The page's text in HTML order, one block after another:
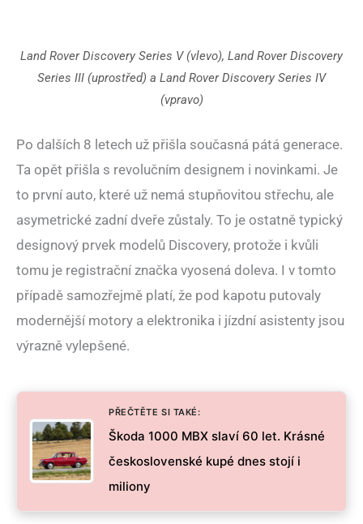
Land Rover Discovery Series V (vlevo), Land Rover Discovery
Series III (uprostřed) a Land Rover Discovery Series IV
(vpravo)
Po dalších 8 letech už přišla současná pátá generace.
Ta opět přišla s revolučním designem i novinkami. Je
to první auto, které už nemá stupňovitou střechu, ale
asymetrické zadní dveře zůstaly. To je ostatně typický
designový prvek modelů Discovery, protože i kvůli
tomu je registrační značka vyosená doleva. I v tomto
případě samozřejmě platí, že pod kapotu putovaly
modernější motory a elektronika i jízdní asistenty jsou
výrazně vylepšené.
PŘEČTĚTE SI TAKÉ:
Škoda 1000 MBX slaví 60 let. Krásné
československé kupé dnes stojí i
miliony